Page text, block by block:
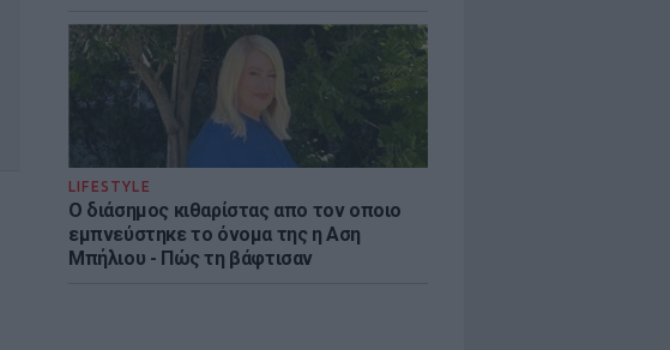
LIFESTYLE
Ο διάσημος κιθαρίστας απο τον οποιο
εμπνεύστηκε το όνομα της η Αση
Μπήλιου - Πώς τη βάφτισαν